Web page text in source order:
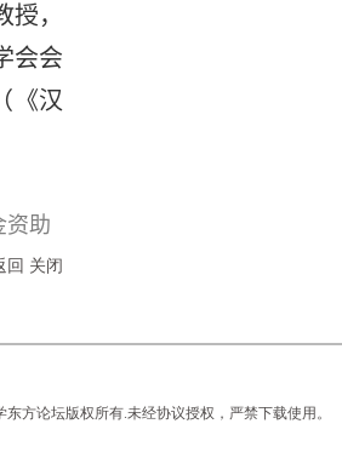
，
会会
《汉
资助
回 关闭
方论坛版权所有.未经协议授权，严禁下载使用。